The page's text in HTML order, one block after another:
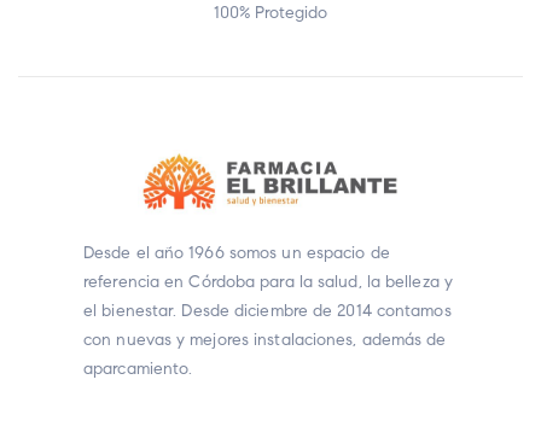
100% Protegido
Desde el año 1966 somos un espacio de
referencia en Córdoba para la salud, la belleza y
el bienestar. Desde diciembre de 2014 contamos
con nuevas y mejores instalaciones, además de
aparcamiento.